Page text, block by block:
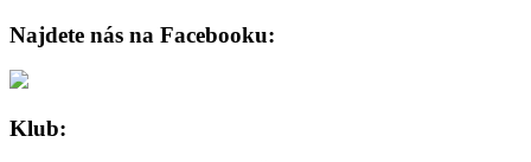
Najdete nás na Facebooku:
Klub: